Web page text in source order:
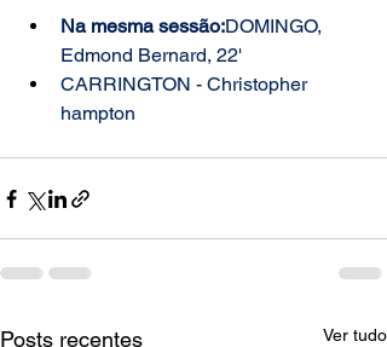
Na mesma sessão:DOMINGO,
Edmond Bernard, 22'
CARRINGTON - Christopher
hampton
Posts recentes Ver tudo